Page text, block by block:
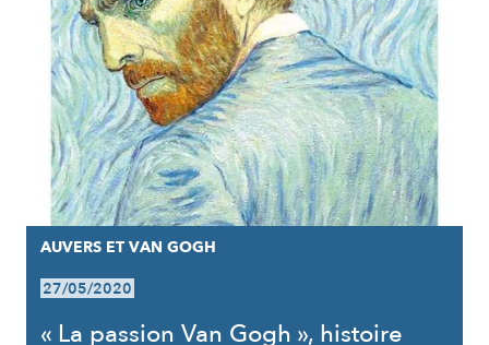
AUVERS ET VAN GOGH
27/05/2020
« La passion Van Gogh », histoire